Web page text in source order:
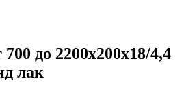
до 2200х200х18/4,4
лак